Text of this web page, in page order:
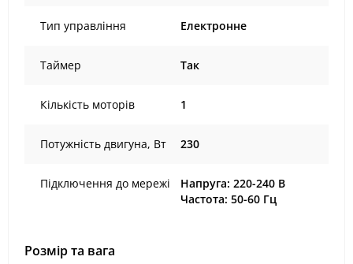
Тип управління Електронне
Таймер Так
Кількість моторів 1
Потужність двигуна, Вт 230
Підключення до мережі
Напруга: 220-240 В
Частота: 50-60 Гц
Розмір та вага